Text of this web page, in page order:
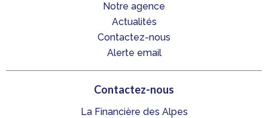
Notre agence
Actualités
Contactez-nous
Alerte email
Contactez-nous
La Financière des Alpes